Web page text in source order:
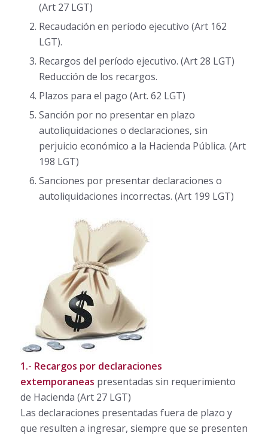
(Art 27 LGT)
Recaudación en período ejecutivo (Art 162
LGT).
Recargos del período ejecutivo. (Art 28 LGT)
Reducción de los recargos.
Plazos para el pago (Art. 62 LGT)
Sanción por no presentar en plazo
autoliquidaciones o declaraciones, sin
perjuicio económico a la Hacienda Pública. (Art
198 LGT)
Sanciones por presentar declaraciones o
autoliquidaciones incorrectas. (Art 199 LGT)
1.- Recargos por declaraciones
extemporaneas presentadas sin requerimiento
de Hacienda (Art 27 LGT)
Las declaraciones presentadas fuera de plazo y
que resulten a ingresar, siempre que se presenten